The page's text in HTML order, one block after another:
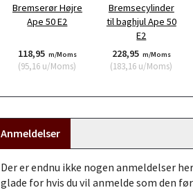
Bremserør Højre
Ape 50 E2
118,95 m/Moms
(95,16 u/Moms)
Bremsecylinder
til baghjul Ape 50
E2
228,95 m/Moms
(183,16 u/Moms)
Anmeldelser
Der er endnu ikke nogen anmeldelser
glade for hvis du vil anmelde som den